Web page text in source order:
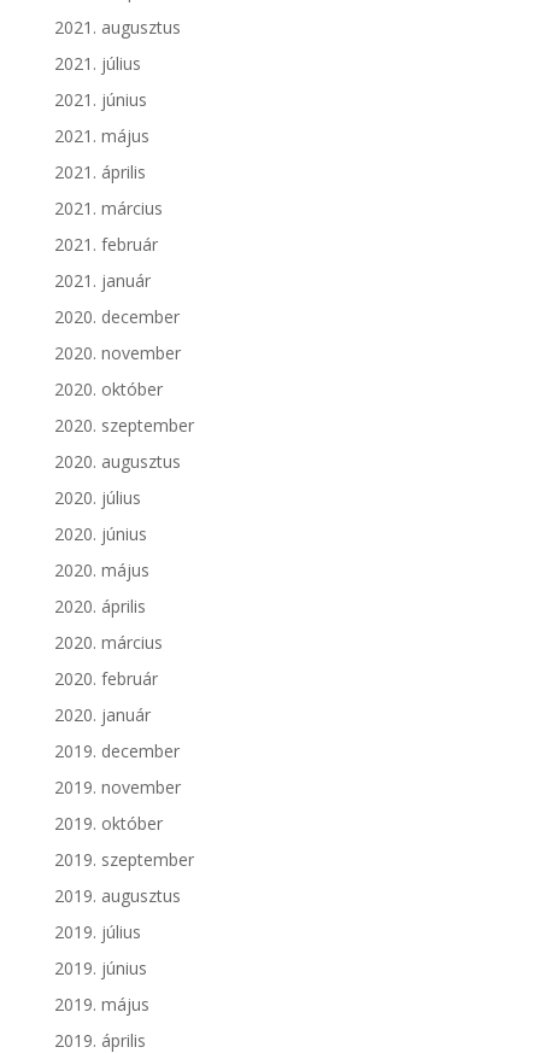
2021. augusztus
2021. július
2021. június
2021. május
2021. április
2021. március
2021. február
2021. január
2020. december
2020. november
2020. október
2020. szeptember
2020. augusztus
2020. július
2020. június
2020. május
2020. április
2020. március
2020. február
2020. január
2019. december
2019. november
2019. október
2019. szeptember
2019. augusztus
2019. július
2019. június
2019. május
2019. április